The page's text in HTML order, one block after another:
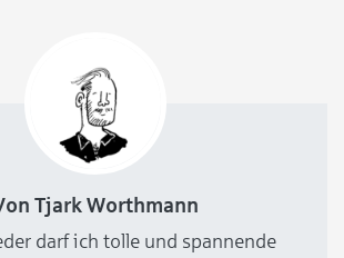
Tjark Worthmann
darf ich tolle und spannende